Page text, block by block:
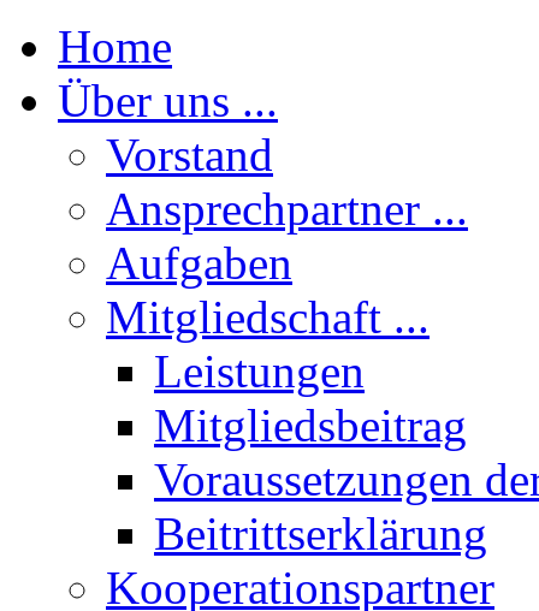
Home
Über uns ...
Vorstand
Ansprechpartner ...
Aufgaben
Mitgliedschaft ...
Leistungen
Mitgliedsbeitrag
Voraussetzungen
Beitrittserklärung
Kooperationspartner